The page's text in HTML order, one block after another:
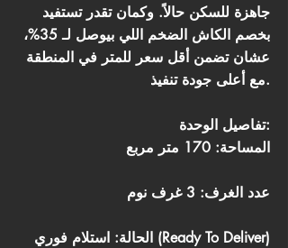
جاهزة للسكن حالاً. وكمان تقدر تستفيد
بخصم الكاش الضخم اللي بيوصل لـ 35%،
عشان تضمن أقل سعر للمتر في المنطقة
مع أعلى جودة تنفيذ.
تفاصيل الوحدة:
المساحة: 170 متر مربع
عدد الغرف: 3 غرف نوم
الحالة: استلام فوري (Ready To Deliver)